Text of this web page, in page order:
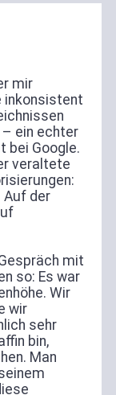
mir
inkonsistent
ein echter
bei Google.
veraltete
Auf der
mit
so: Es war
Wir
wir
sehr
bin,
Man